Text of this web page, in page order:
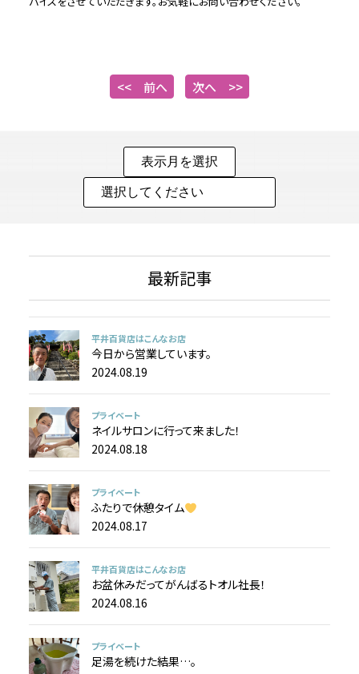
<< 前へ 次へ >>
最新記事
平井百貨店はこんなお店
今日から営業しています。
2024.08.19
プライベート
ネイルサロンに行って来ました！
2024.08.18
プライベート
ふたりで休憩タイム
2024.08.17
平井百貨店はこんなお店
お盆休みだってがんばるトオル社長！
2024.08.16
プライベート
足湯を続けた結果…。